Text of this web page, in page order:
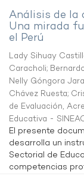
Análisis de la
Una mirada
el Perú
Lady Sihuay
Caracholi;
Nelly Góngora Jara
Chávez Ruesta;
de Evaluación,
Educativa -
El presente
desarrolla un
Sectorial de
competencias